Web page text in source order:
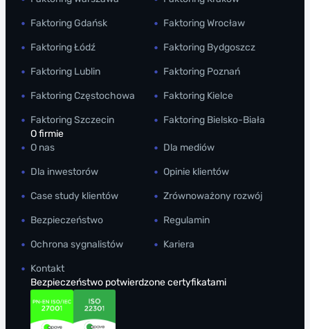
Faktoring Gdańsk Faktoring Wrocław
Faktoring Łódź Faktoring Bydgoszcz
Faktoring Lublin Faktoring Poznań
Faktoring Częstochowa Faktoring Kielce
Faktoring Szczecin
Faktoring Bielsko-Biała
O firmie
O nas
Dla mediów
Dla inwestorów Opinie klientów
Case study klientów Zrównoważony rozwój
Bezpieczeństwo Regulamin
Ochrona sygnalistów Kariera
Kontakt
Bezpieczeństwo potwierdzone certyfikatami